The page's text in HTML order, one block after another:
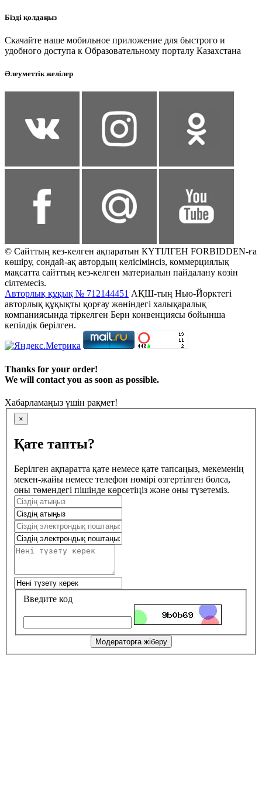
Бізді қолдаңыз
Скачайте наше мобильное приложение для быстрого и
удобного доступа к Образовательному порталу Казахстана
Әлеуметтік желілер
© Сайттың кез-келген ақпаратын КҮТІЛГЕН FORBIDDEN-ға
көшіру, сондай-ақ автордың келісімінсіз, коммерциялық
мақсатта сайттың кез-келген материалын пайдалану көзін
сілтемесіз.
Авторлық құқық № 712144451 АҚШ-тың Нью-Йорктегі
авторлық құқықты қорғау жөніндегі халықаралық
компаниясында тіркелген Берн конвенциясы бойынша
кепілдік берілген.
Thanks for your order!
We will contact you as soon as possible.
Хабарламаңыз үшін рақмет!
×
Қате тапты?
Берілген ақпаратта қате немесе қате тапсаңыз, мекеменің
мекен-жайы немесе телефон нөмірі өзгертілген болса,
оны төмендегі пішінде көрсетіңіз және оны түзетеміз.
Введите код
Модераторға жіберу